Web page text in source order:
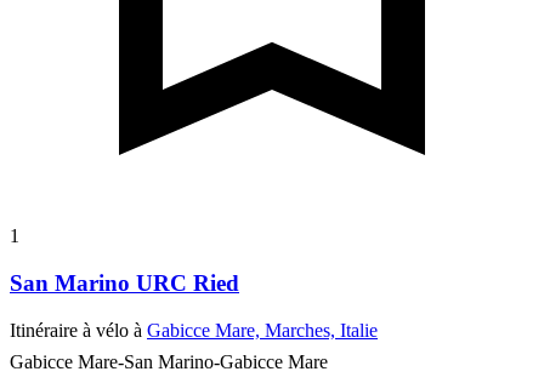
1
San Marino URC Ried
Itinéraire à vélo à Gabicce Mare, Marches, Italie
Gabicce Mare-San Marino-Gabicce Mare